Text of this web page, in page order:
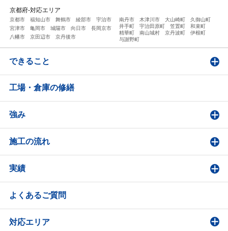
京都府-対応エリア
京都市 福知山市 舞鶴市 綾部市
宇治市
宮津市
亀岡市 城陽市 向日市
長岡京市
八幡市
京田辺市 京丹後市
南丹市 木津川市 大山崎町
久御山町
井手町
宇治田原町 笠置町
和束町
精華町
南山城村 京丹波町
伊根町
与謝野町
できること
工場・倉庫の修繕
強み
施工の流れ
実績
よくあるご質問
対応エリア